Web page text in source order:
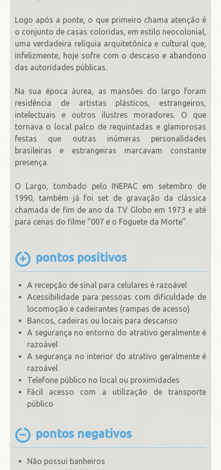
Logo após a ponte, o que primeiro chama atenção é
o conjunto de casas coloridas, em estilo neocolonial,
uma verdadeira relíquia arquitetônica e cultural que,
infelizmente, hoje sofre com o descaso e abandono
das autoridades públicas.
Na sua época áurea, as mansões do largo foram
residência de artistas plásticos, estrangeiros,
intelectuais e outros ilustres moradores. O que
tornava o local palco de requintadas e glamorosas
festas que outras inúmeras personalidades
brasileiras e estrangeiras marcavam constante
presença.
O Largo, tombado pelo INEPAC em setembro de
1990, também já foi set de gravação da clássica
chamada de fim de ano da TV Globo em 1973 e até
para cenas do filme "007 e o Foguete da Morte".
pontos positivos
A recepção de sinal para celulares é razoável
Acessibilidade para pessoas com dificuldade de
locomoção e cadeirantes (rampas de acesso)
Bancos, cadeiras ou locais para descanso
A segurança no entorno do atrativo geralmente é
razoável
A segurança no interior do atrativo geralmente é
razoável
Telefone público no local ou proximidades
Fácil acesso com a utilização de transporte
público
pontos negativos
Não possui banheiros